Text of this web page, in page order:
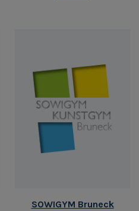
SOWIGYM Bruneck